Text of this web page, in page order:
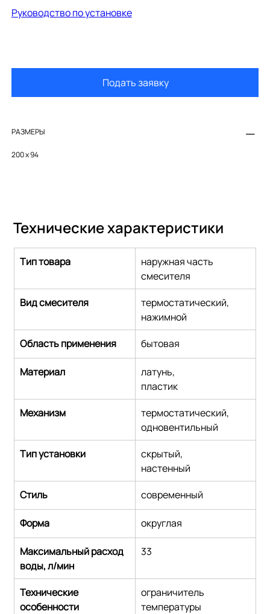
Руководство по установке
Подать заявку
РАЗМЕРЫ
200 x 94
Технические характеристики
Тип товара
наружная часть
смесителя
Вид смесителя
термостатический,
нажимной
Область применения
бытовая
Материал
латунь,
пластик
Механизм
термостатический,
одновентильный
Тип установки
скрытый,
настенный
Стиль
современный
Форма округлая
Максимальный расход
воды, л/мин
33
Технические
особенности
ограничитель
температуры